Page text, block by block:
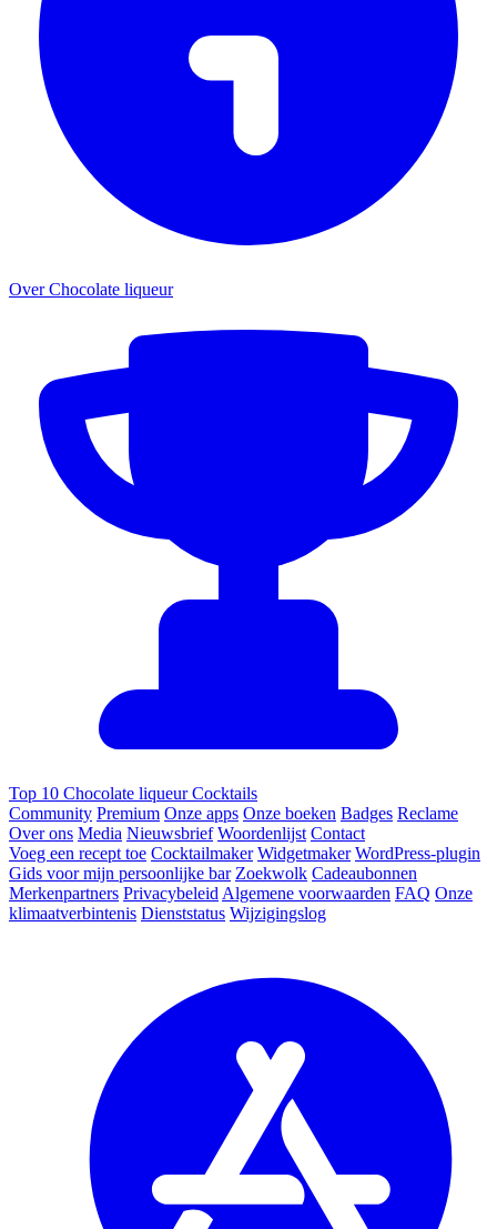
Over Chocolate liqueur
Top 10 Chocolate liqueur Cocktails
Community Premium Onze apps Onze boeken Badges Reclame
Over ons Media Nieuwsbrief Woordenlijst Contact
Voeg een recept toe Cocktailmaker Widgetmaker WordPress-plugin
Gids voor mijn persoonlijke bar Zoekwolk Cadeaubonnen
Merkenpartners Privacybeleid Algemene voorwaarden FAQ Onze
klimaatverbintenis Dienststatus Wijzigingslog